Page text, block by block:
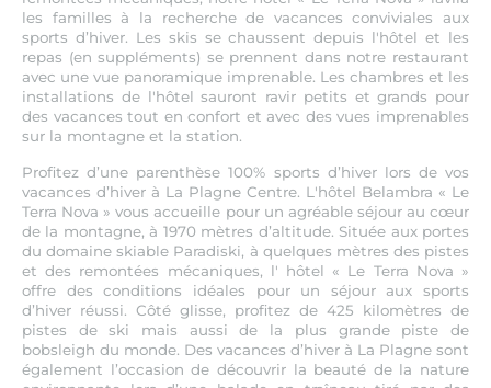
les familles à la recherche de vacances conviviales aux
sports d’hiver. Les skis se chaussent depuis l'hôtel et les
repas (en suppléments) se prennent dans notre restaurant
avec une vue panoramique imprenable. Les chambres et les
installations de l'hôtel sauront ravir petits et grands pour
des vacances tout en confort et avec des vues imprenables
sur la montagne et la station.
Profitez d’une parenthèse 100% sports d’hiver lors de vos
vacances d’hiver à La Plagne Centre. L'hôtel Belambra « Le
Terra Nova » vous accueille pour un agréable séjour au cœur
de la montagne, à 1970 mètres d’altitude. Située aux portes
du domaine skiable Paradiski, à quelques mètres des pistes
et des remontées mécaniques, l' hôtel « Le Terra Nova »
offre des conditions idéales pour un séjour aux sports
d’hiver réussi. Côté glisse, profitez de 425 kilomètres de
pistes de ski mais aussi de la plus grande piste de
bobsleigh du monde. Des vacances d’hiver à La Plagne sont
également l’occasion de découvrir la beauté de la nature